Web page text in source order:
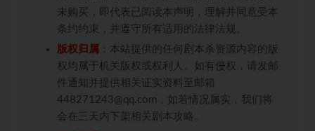
未购买，即代表已阅读本声明，理解并同意受本
条约约束，并遵守所有适用的法律法规。
版权归属 ：本站提供的任何剧本杀资源内容的版
权均属于机关版权或权利人。如有侵权，请发邮
件通知并提供相关证实资料至邮箱
448271243@qq.com，如若情况属实，我们将
会在三天内下架相关剧本攻略。